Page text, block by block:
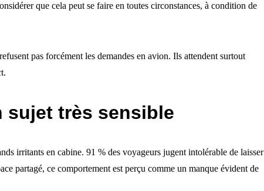
que cela peut se faire en toutes circonstances, à condition de
pas forcément les demandes en avion. Ils attendent surtout
sujet très sensible
irritants en cabine. 91 % des voyageurs jugent intolérable de laisser
partagé, ce comportement est perçu comme un manque évident de